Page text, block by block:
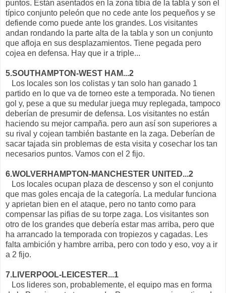
puntos. Están asentados en la zona tibia de la tabla y son el
típico conjunto peleón que no cede ante los pequeños y se
defiende como puede ante los grandes. Los visitantes
andan rondando la parte alta de la tabla y son un conjunto
que afloja en sus desplazamientos. Tiene pegada pero
cojea en defensa. Hay que ir a triple...
5.SOUTHAMPTON-WEST HAM...2
Los locales son los colistas y tan solo han ganado 1
partido en lo que va de torneo este a temporada. No tienen
gol y, pese a que su medular juega muy replegada, tampoco
deberían de presumir de defensa. Los visitantes no están
haciendo su mejor campaña. pero aun así son superiores a
su rival y cojean también bastante en la zaga. Deberían de
sacar tajada sin problemas de esta visita y cosechar los tan
necesarios puntos. Vamos con el 2 fijo.
6.WOLVERHAMPTON-MANCHESTER UNITED...2
Los locales ocupan plaza de descenso y son el conjunto
que mas goles encaja de la categoría. La medular funciona
y aprietan bien en el ataque, pero no tanto como para
compensar las pifias de su torpe zaga. Los visitantes son
otro de los grandes que debería estar mas arriba, pero que
ha arrancado la temporada con tropiezos y cagadas. Les
falta ambición y hambre arriba, pero con todo y eso, voy a ir
a 2 fijo.
7.LIVERPOOL-LEICESTER...1
Los lideres son, probablemente, el equipo mas en forma